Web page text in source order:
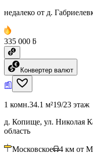
недалеко от д.
335 000 ƃ
Конвертер валют
1 комн.34.1 м²19/23 этаж
д. Копище, ул. Николая
область
Московское 4 км от